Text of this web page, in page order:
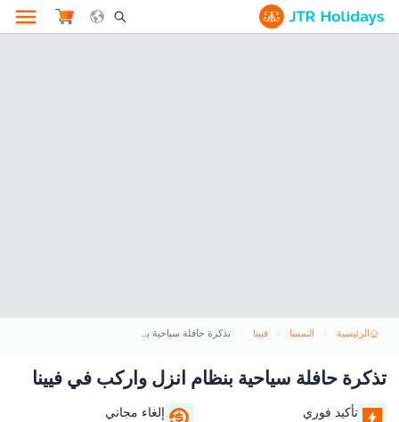
Search Opener Icon
الرئيسية النمسا فيينا تذكرة حافلة سياحية بنظام انزل واركب في فيينا
تذكرة حافلة سياحية بنظام انزل واركب في فيينا
تأكيد فوري إلغاء مجاني